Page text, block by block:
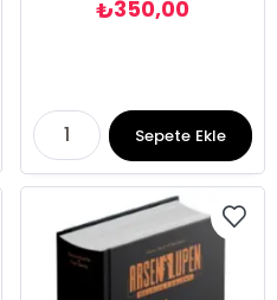
₺350,00
Sepete Ekle